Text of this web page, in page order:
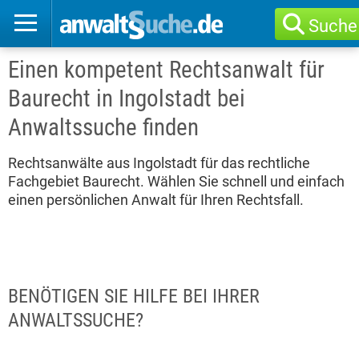
Suche
Einen kompetent Rechtsanwalt für
Baurecht in Ingolstadt bei
Anwaltssuche finden
Rechtsanwälte aus Ingolstadt für das rechtliche
Fachgebiet Baurecht. Wählen Sie schnell und einfach
einen persönlichen Anwalt für Ihren Rechtsfall.
BENÖTIGEN SIE HILFE BEI IHRER
ANWALTSSUCHE?